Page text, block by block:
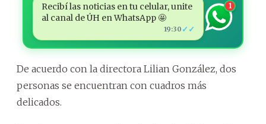
Recibí las noticias en tu celular, unite
al canal de ÚH en WhatsApp 🤩
19:30 ✓✓
1
De acuerdo con la directora Lilian González, dos
personas se encuentran con cuadros más
delicados.